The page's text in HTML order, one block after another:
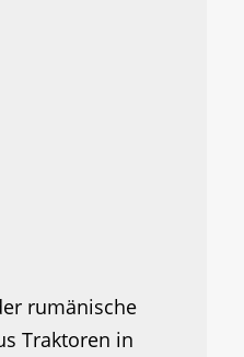
rumänische
Traktoren in